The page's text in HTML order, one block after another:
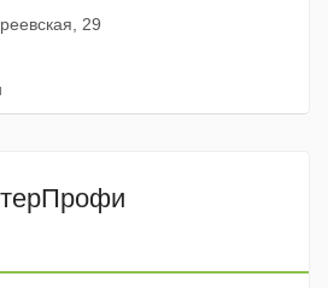
29